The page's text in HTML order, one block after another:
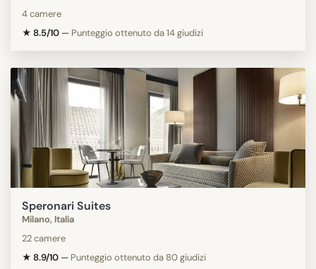
4 camere
★ 8.5/10 — Punteggio ottenuto da 14 giudizi
Speronari Suites
Milano, Italia
22 camere
★ 8.9/10 — Punteggio ottenuto da 80 giudizi